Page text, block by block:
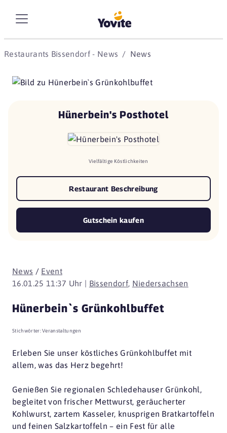
Restaurants Bissendorf - News News
News / Event
16.01.25 11:37 Uhr | Bissendorf, Niedersachsen
Hünerbein`s Grünkohlbuffet
Stichwörter:Veranstaltungen
Erleben Sie unser köstliches Grünkohlbuffet mit
allem, was das Herz begehrt!
Genießen Sie regionalen Schledehauser Grünkohl,
begleitet von frischer Mettwurst, geräucherter
Kohlwurst, zartem Kasseler, knusprigen Bratkartoffeln
und feinen Salzkartoffeln – ein Fest für alle
Hünerbein's Posthotel
Vielfältige Köstlichkeiten
Restaurant Beschreibung
Gutschein kaufen